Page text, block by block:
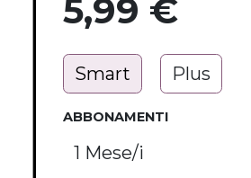
5,99 €
Smart Plus
ABBONAMENTI